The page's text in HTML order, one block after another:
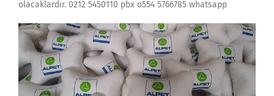
olacaklardır. 0212 5450110 pbx o554 5766785 whatsapp